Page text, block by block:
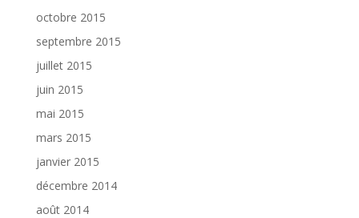
octobre 2015
septembre 2015
juillet 2015
juin 2015
mai 2015
mars 2015
janvier 2015
décembre 2014
août 2014